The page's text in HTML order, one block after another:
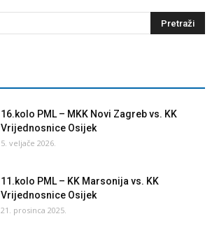
16.kolo PML – MKK Novi Zagreb vs. KK
Vrijednosnice Osijek
5. veljače 2026.
11.kolo PML – KK Marsonija vs. KK
Vrijednosnice Osijek
21. prosinca 2025.